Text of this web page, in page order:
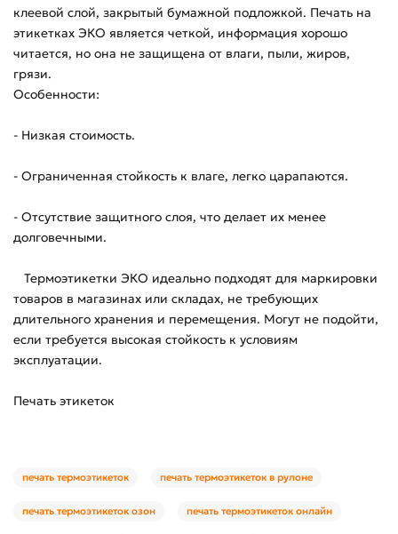
клеевой слой, закрытый бумажной подложкой. Печать на
этикетках ЭКО является четкой, информация хорошо
читается, но она не защищена от влаги, пыли, жиров,
грязи.
Особенности:
- Низкая стоимость.
- Ограниченная стойкость к влаге, легко царапаются.
- Отсутствие защитного слоя, что делает их менее
долговечными.
Термоэтикетки ЭКО идеально подходят для маркировки
товаров в магазинах или складах, не требующих
длительного хранения и перемещения. Могут не подойти,
если требуется высокая стойкость к условиям
эксплуатации.
Печать этикеток
печать термоэтикеток печать термоэтикеток в рулоне
печать термоэтикеток озон печать термоэтикеток онлайн